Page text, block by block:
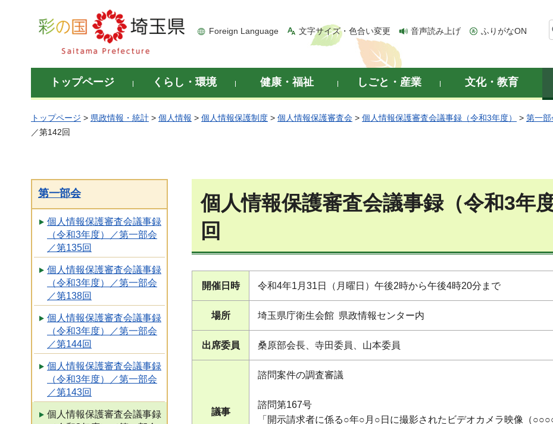
彩の国 埼玉県
Foreign Language 文字サイズ・色合い変更 音声読み上げ ふりがなON
トップページ くらし・環境 健康・福祉 しごと・産業 文化・教育
トップページ > 県政情報・統計 > 個人情報 > 個人情報保護制度 > 個人情報保護審査会 > 個人情報保護審査会議事録（令和3年度） > 第一部
／第142回
第一部会
個人情報保護審査会議事録
（令和3年度）／第一部会
／第135回
個人情報保護審査会議事録
（令和3年度）／第一部会
／第138回
個人情報保護審査会議事録
（令和3年度）／第一部会
／第144回
個人情報保護審査会議事録
（令和3年度）／第一部会
／第143回
個人情報保護審査会議事録
個人情報保護審査会議事録（令和3年
回
開催日時 令和4年1月31日（月曜日）午後2時から午後4時20分まで
場所 埼玉県庁衛生会館 県政情報センター内
出席委員 桑原部会長、寺田委員、山本委員
議事
諮問案件の調査審議
諮問第167号
「開示請求者に係る○年○月○日に撮影されたビデオカメラ映像（